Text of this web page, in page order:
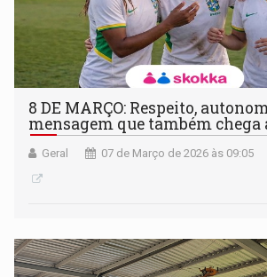
8 DE MARÇO: Respeito,
mensagem que também chega
Geral 07 de Março de 2026 às 09:05